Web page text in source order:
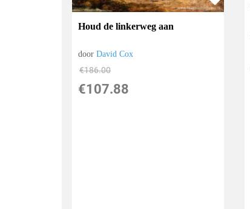
Houd de linkerweg aan
doorDavid Cox
€186.00
€107.88